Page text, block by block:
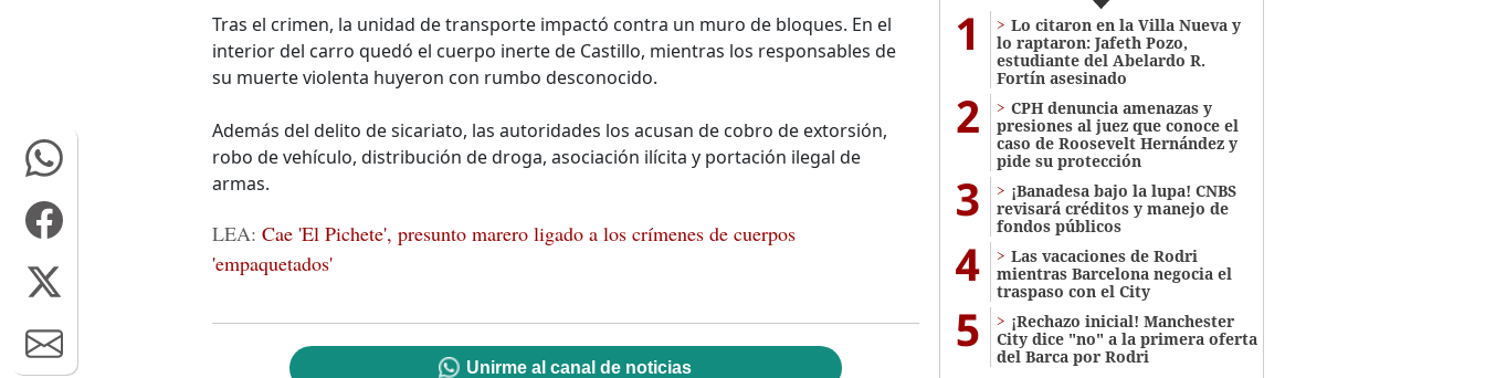
Tras el crimen, la unidad de transporte impactó contra un muro de bloques. En el
interior del carro quedó el cuerpo inerte de Castillo, mientras los responsables de
su muerte violenta huyeron con rumbo desconocido.
Además del delito de sicariato, las autoridades los acusan de cobro de extorsión,
robo de vehículo, distribución de droga, asociación ilícita y portación ilegal de
armas.
LEA: Cae 'El Pichete', presunto marero ligado a los crímenes de cuerpos
'empaquetados'
Unirme al canal de noticias
1
Lo citaron en la Villa Nueva y
lo raptaron: Jafeth Pozo,
estudiante del Abelardo R.
Fortín asesinado
2
CPH denuncia amenazas y
presiones al juez que conoce el
caso de Roosevelt Hernández y
pide su protección
3
¡Banadesa bajo la lupa! CNBS
revisará créditos y manejo de
fondos públicos
4
Las vacaciones de Rodri
mientras Barcelona negocia el
traspaso con el City
5
¡Rechazo inicial! Manchester
City dice "no" a la primera oferta
del Barca por Rodri